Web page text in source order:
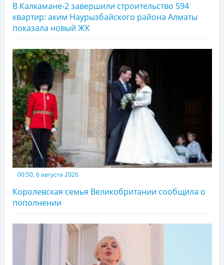
В Калкамане-2 завершили строительство 594
квартир: аким Наурызбайского района Алматы
показала новый ЖК
00:50, 6 августа 2026
Королевская семья Великобритании сообщила о
пополнении